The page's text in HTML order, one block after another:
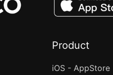
Product
iOS - AppStore